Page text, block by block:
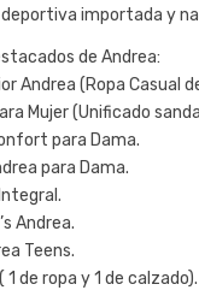
importada y
de Andrea:
Andrea (Ropa Casual
Mujer (Unificado
para Dama.
para Dama.
Andrea.
Teens.
de ropa y 1 de calzado).